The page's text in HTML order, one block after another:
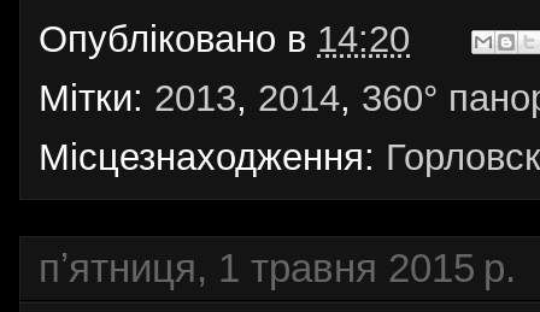
Опубліковано в 14:20
Мітки: 2013, 2014, 360°
Місцезнаходження:
пʼятниця, 1 травня 2015 р.